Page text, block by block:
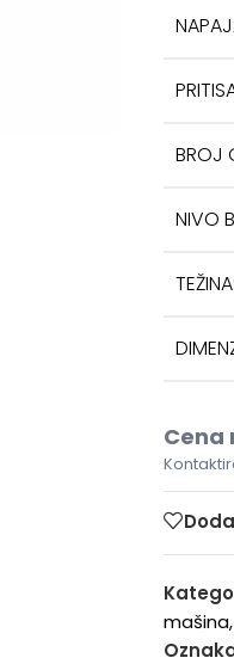
BROJ
NIVO
TEŽINA:
Cena
mašina,